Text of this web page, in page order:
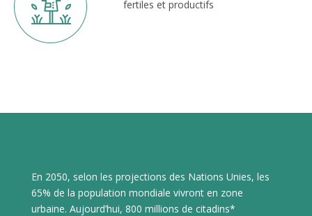
fertiles et productifs
En 2050, selon les projections des Nations Unies, les
65% de la population mondiale vivront en zone
urbaine. Aujourd’hui, 800 millions de citadins*